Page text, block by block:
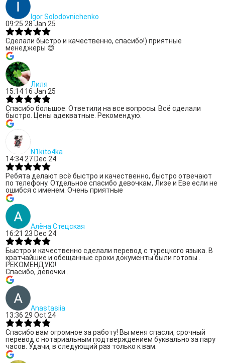
Igor Solodovnichenko
09:25 28 Jan 25
Сделали быстро и качественно, спасибо!) приятные
менеджеры 😊
Лиля
15:14 16 Jan 25
Спасибо большое. Ответили на все вопросы. Всё сделали
быстро. Цены адекватные. Рекомендую.
N1kito4ka
14:34 27 Dec 24
Ребята делают всё быстро и качественно, быстро отвечают
по телефону. Отдельное спасибо девочкам, Лизе и Еве если не
ошибся с именем. Очень приятные
Алёна Стецская
16:21 23 Dec 24
Быстро и качественно сделали перевод с турецкого языка. В
кратчайшие и обещанные сроки документы были готовы .
РЕКОМЕНДУЮ!
Спасибо, девочки .
Anastasiia
13:36 29 Oct 24
Спасибо вам огромное за работу! Вы меня спасли, срочный
перевод с нотариальным подтверждением буквально за пару
часов. Удачи, в следующий раз только к вам.